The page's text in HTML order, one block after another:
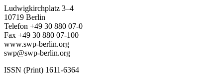
Ludwigkirchplatz 3–4
10719 Berlin
Telefon +49 30 880 07-0
Fax +49 30 880 07-100
www.swp-berlin.org
swp@swp-berlin.org
ISSN (Print) 1611-6364